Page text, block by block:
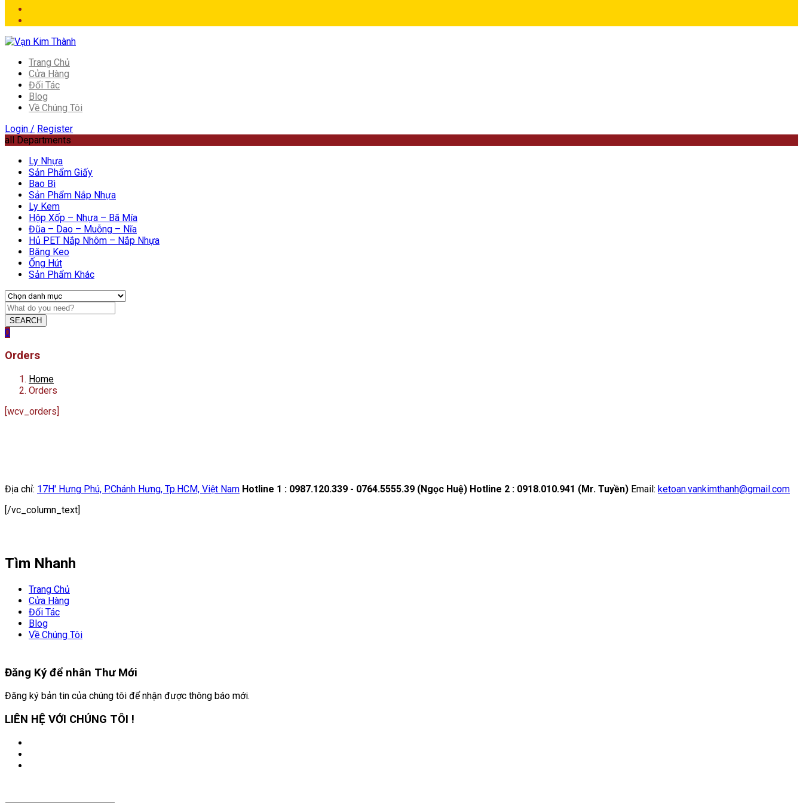
Trang Chủ
Cửa Hàng
Đối Tác
Blog
Về Chúng Tôi
Login / Register
all Departments
Ly Nhựa
Sản Phẩm Giấy
Bao Bì
Sản Phẩm Nắp Nhựa
Ly Kem
Hộp Xốp – Nhựa – Bã Mía
Đũa – Dao – Muỗng – Nĩa
Hủ PET Nắp Nhôm – Nắp Nhựa
Băng Keo
Ống Hút
Sản Phẩm Khác
SEARCH
0
Orders
Home
Orders
[wcv_orders]
Địa chỉ: 17H' Hưng Phú, P.Chánh Hưng, Tp.HCM, Việt Nam Hotline 1 : 0987.120.339 - 0764.5555.39 (Ngọc Huệ) Hotline 2 : 0918.010.941 (Mr. Tuyền) Email: ketoan.vankimthanh@gmail.com
[/vc_column_text]
Tìm Nhanh
Trang Chủ
Cửa Hàng
Đối Tác
Blog
Về Chúng Tôi
Đăng Ký để nhân Thư Mới
Đăng ký bản tin của chúng tôi để nhận được thông báo mới.
LIÊN HỆ VỚI CHÚNG TÔI !